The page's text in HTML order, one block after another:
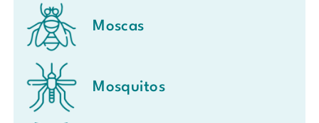
Moscas
Mosquitos